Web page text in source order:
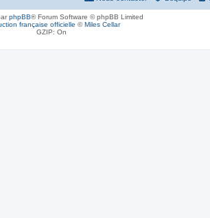
phpBB® Forum Software © phpBB Limited
française officielle ©Miles Cellar
GZIP: On